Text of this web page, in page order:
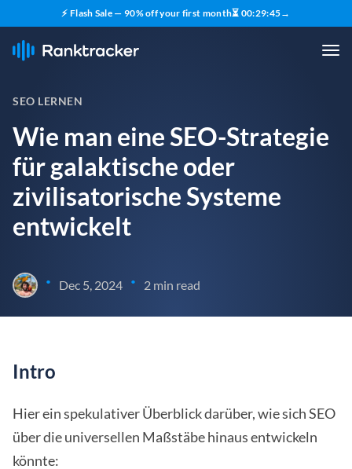
⚡ Flash Sale — 90% off your first month⏳ 00:29:44→
SEO LERNEN
Wie man eine SEO-Strategie
für galaktische oder
zivilisatorische Systeme
entwickelt
• Dec 5, 2024 • 2 min read
Intro
Hier ein spekulativer Überblick darüber, wie sich SEO
über die universellen Maßstäbe hinaus entwickeln
könnte: